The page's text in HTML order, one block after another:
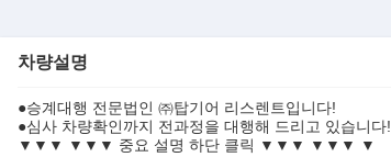
차량설명
●승계대행 전문법인 ㈜탑기어 리스렌트입니다!
●심사 차량확인까지 전과정을 대행해 드리고 있습니다!
▼▼▼ ▼▼▼ 중요 설명 하단 클릭 ▼▼▼ ▼▼▼ ▼